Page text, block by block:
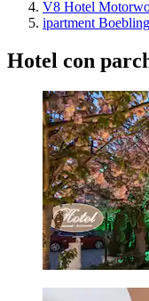
V8 Hotel
ipartment
Hotel con